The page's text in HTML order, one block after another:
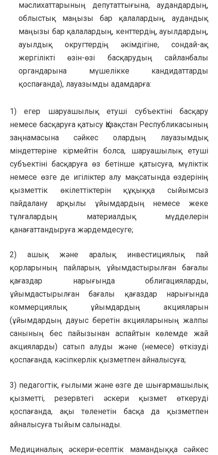
мәслихаттарының депутаттығына, аудандардың,
облыстық маңызы бар қалалардың, аудандық
маңызы бар қалалардың, кенттердің, ауылдардың,
ауылдық округтердің әкімдігіне, сондай-ақ
жергілікті өзін-өзі басқарудың сайланбалы
органдарына мүшелікке кандидаттарды
қоспағанда), лауазымды адамдарға:
1) егер шаруашылық етуші субъектіні басқару
немесе басқаруға қатысу Қазақстан Республикасының
заңнамасына сәйкес олардың лауазымдық
міндеттеріне кірмейтін болса, шаруашылық етуші
субъектіні басқаруға өз бетінше қатысуға, мүліктік
немесе өзге де игіліктер алу мақсатында өздерінің
қызметтік өкілеттіктерін құқыққа сыйымсыз
пайдалану арқылы ұйымдардың немесе жеке
тұлғалардың материалдық мүдделерін
қанағаттандыруға жәрдемдесуге;
2) ашық және аралық инвестициялық пай
қорларының пайларын, ұйымдастырылған бағалы
қағаздар нарығында облигацияларды,
ұйымдастырылған бағалы қағаздар нарығында
коммерциялық ұйымдардың акцияларын
(ұйымдардың дауыс беретін акцияларының жалпы
санының бес пайызынан аспайтын көлемде жай
акцияларды) сатып алуды және (немесе) өткізуді
қоспағанда, кәсіпкерлік қызметпен айналысуға;
3) педагогтік, ғылыми және өзге де шығармашылық
қызметті, резервтегі әскери қызмет өткеруді
қоспағанда, ақы төленетін басқа да қызметпен
айналысуға тыйым салынады.
Медициналық әскери-есептік мамандыққа сәйкес